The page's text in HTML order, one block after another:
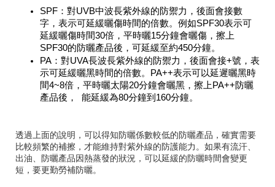
SPF：對UVB中波長紫外線的防禦力，後面會接數
字，表示可延緩曬傷時間的倍數。例如SPF30表示可
延緩曬傷時間30倍，平時曬15分鐘會曬傷，擦上
SPF30的防曬產品後，可延緩至約450分鐘。
PA：對UVA長波長紫外線的防禦力，後面會接+號，表
示可延緩曬黑時間的倍數。PA++表示可以延遲曬黑時
間4~8倍，平時曬太陽20分鐘會曬黑，擦上PA++防曬
產品後， 能延緩為80分鐘到160分鐘。
透過上面的說明，可以得知防曬係數較低的防曬產品，確實需要
比較頻繁的補擦，才能維持對紫外線的防護能力。如果有流汗、
出油、防曬產品因熱蒸發的狀況，可以延緩的防曬時間會變更
短，要更勤勞補防曬。